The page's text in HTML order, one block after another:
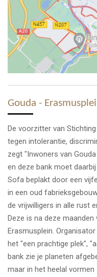
Gouda -
De voorzitter van
tegen intolerantie,
zegt "Inwoners van
en deze bank moet
Sofa beplakt door een
in een oud
de vrijwilligers in alle rust
Deze is na deze
Erasmusplein.
het "een prachtige plek",
bank zie je planeten
maar in het heelal